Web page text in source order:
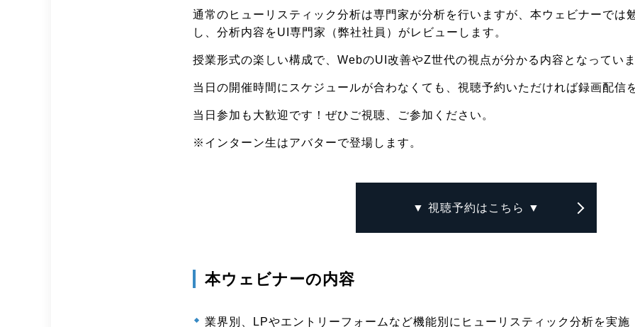
通常のヒューリスティック分析は専門家が分析を行いますが、本ウェビナーでは
し、分析内容をUI専門家（弊社社員）がレビューします。
授業形式の楽しい構成で、 WebのUI改善やZ世代の視点が分かる内容となっていま
当日の開催時間にスケジュールが合わなくても、視聴予約いただければ録画配信
当日参加も大歓迎です！ぜひご視聴、ご参加ください。
※インターン生はアバターで登場します。
▼ 視聴予約はこちら ▼
本ウェビナーの内容
業界別、LPやエントリーフォームなど機能別にヒューリスティック分析を実施